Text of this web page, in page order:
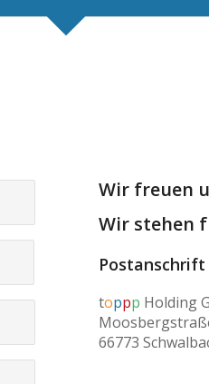
Wir freuen
Wir stehen
Postanschrift
toppp Holding
66773